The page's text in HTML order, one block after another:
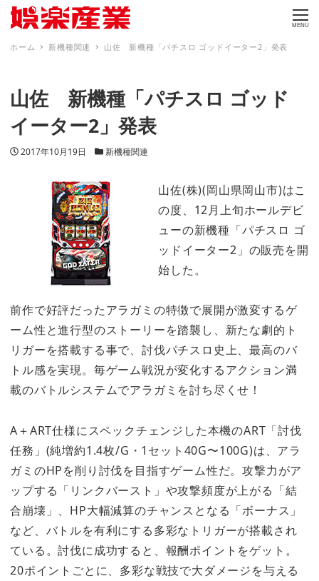
MENU
ホーム 新機種関連 山佐 新機種「パチスロ ゴッドイーター2」発表
山佐 新機種「パチスロ ゴッド
イーター2」発表
投稿日
2017年10月19日 カテゴリー
新機種関連
山佐(株)(岡山県岡山市)はこ
の度、12月上旬ホールデビ
ューの新機種「パチスロ ゴ
ッドイーター2」の販売を開
始した。
前作で好評だったアラガミの特徴で展開が激変するゲ
ーム性と進行型のストーリーを踏襲し、新たな劇的ト
リガーを搭載する事で、討伐パチスロ史上、最高のバ
トル感を実現。毎ゲーム戦況が変化するアクション満
載のバトルシステムでアラガミを討ち尽くせ！
A＋ART仕様にスペックチェンジした本機のART「討伐
任務」(純増約1.4枚/G・1セット40G〜100G)は、アラ
ガミのHPを削り討伐を目指すゲーム性だ。攻撃力がア
ップする「リンクバースト」や攻撃頻度が上がる「結
合崩壊」、HP大幅減算のチャンスとなる「ボーナス」
など、バトルを有利にする多彩なトリガーが搭載され
ている。討伐に成功すると、報酬ポイントをゲット。
20ポイントごとに、多彩な戦技で大ダメージを与える